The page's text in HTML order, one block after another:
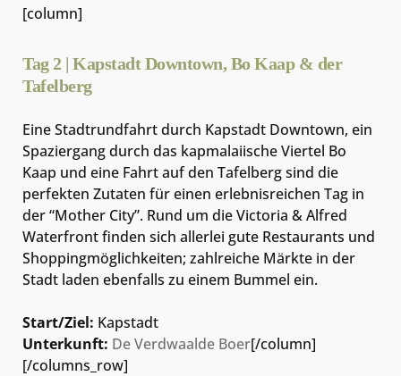
[column]
Tag 2 | Kapstadt Downtown, Bo Kaap & der
Tafelberg
Eine Stadtrundfahrt durch Kapstadt Downtown, ein
Spaziergang durch das kapmalaiische Viertel Bo
Kaap und eine Fahrt auf den Tafelberg sind die
perfekten Zutaten für einen erlebnisreichen Tag in
der “Mother City”. Rund um die Victoria & Alfred
Waterfront finden sich allerlei gute Restaurants und
Shoppingmöglichkeiten; zahlreiche Märkte in der
Stadt laden ebenfalls zu einem Bummel ein.
Start/Ziel: Kapstadt
Unterkunft: De Verdwaalde Boer[/column]
[/columns_row]